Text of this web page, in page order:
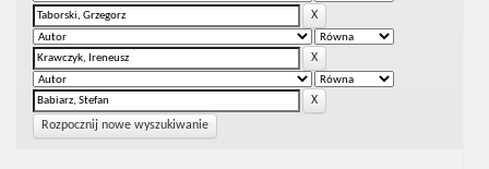
Rozpocznij nowe wyszukiwanie